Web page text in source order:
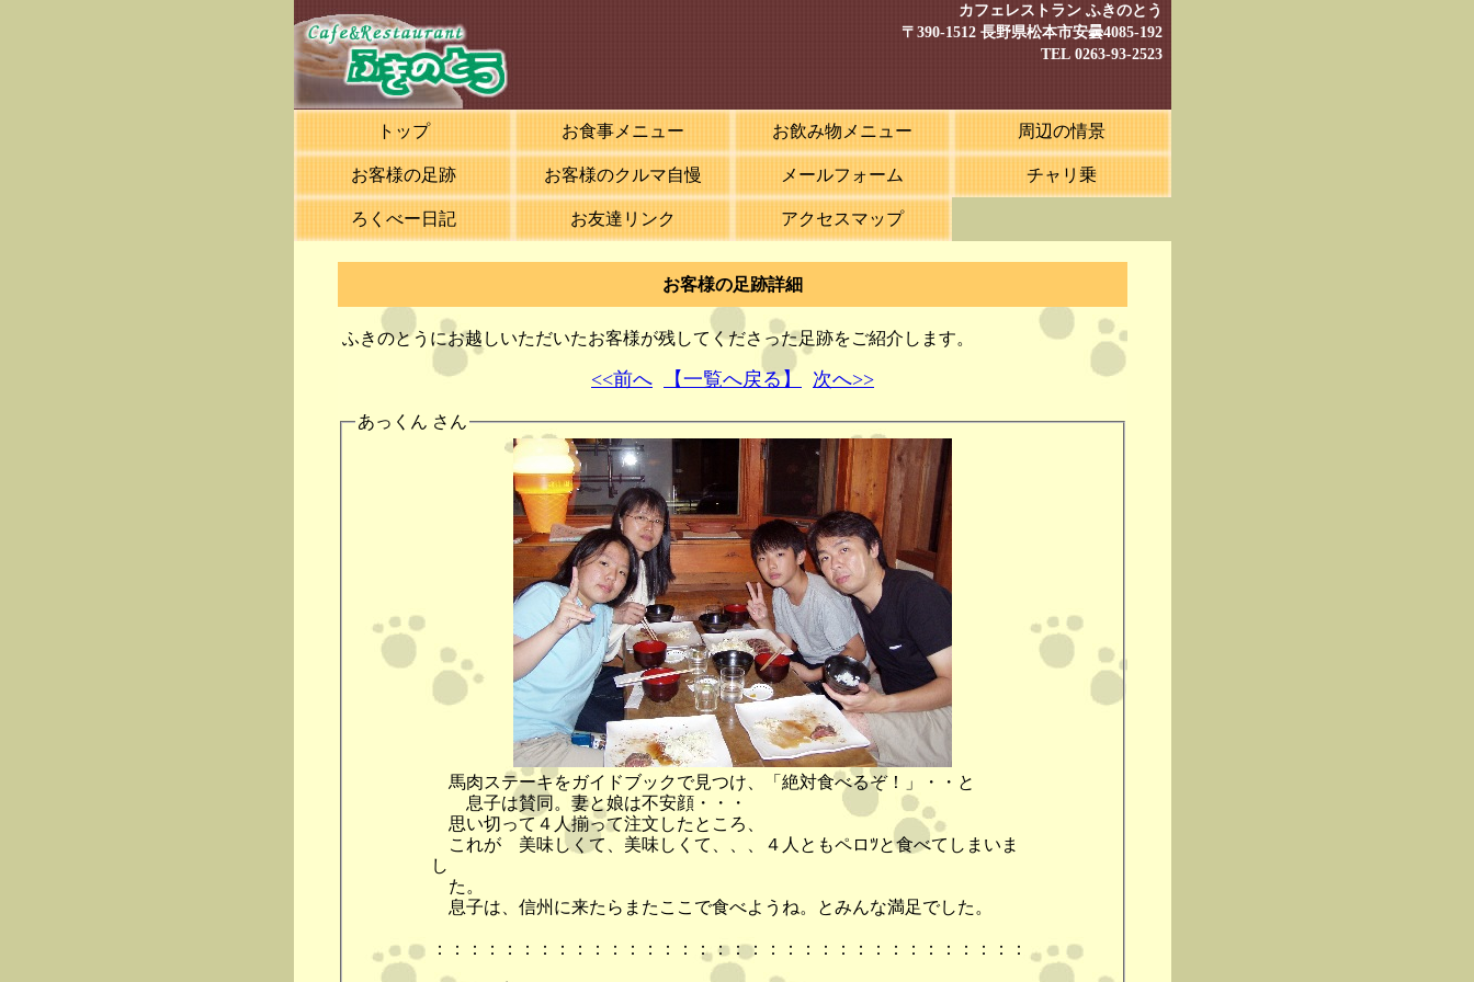
カフェレストラン ふきのとう
〒390-1512 長野県松本市安曇4085-192
TEL 0263-93-2523
トップ お食事メニュー お飲み物メニュー 周辺の情景
お客様の足跡 お客様のクルマ自慢 メールフォーム チャリ乗
ろくべー日記 お友達リンク アクセスマップ
お客様の足跡詳細
ふきのとうにお越しいただいたお客様が残してくださった足跡をご紹介します。
<<前へ 【一覧へ戻る】 次へ>>
あっくん さん
馬肉ステーキをガイドブックで見つけ、「絶対食べるぞ！」・・と
息子は賛同。妻と娘は不安顔・・・
思い切って４人揃って注文したところ、
これが 美味しくて、美味しくて、、、４人ともペロﾂと食べてしまいま
し
た。
息子は、信州に来たらまたここで食べようね。とみんな満足でした。
：：：：：：：：：：：：：：：：：：：：：：：：：：：：：：：：：：